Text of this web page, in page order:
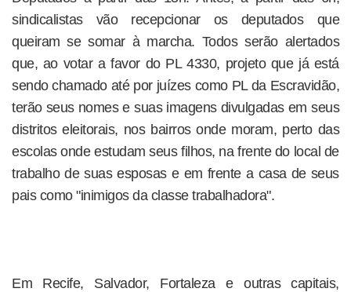
sindicalistas vão recepcionar os deputados que
queiram se somar à marcha. Todos serão alertados
que, ao votar a favor do PL 4330, projeto que já está
sendo chamado até por juízes como PL da Escravidão,
terão seus nomes e suas imagens divulgadas em seus
distritos eleitorais, nos bairros onde moram, perto das
escolas onde estudam seus filhos, na frente do local de
trabalho de suas esposas e em frente a casa de seus
pais como "inimigos da classe trabalhadora".
Em Recife, Salvador, Fortaleza e outras capitais,